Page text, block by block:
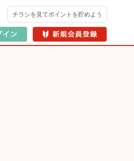
チラシを見てポイントを貯めよう